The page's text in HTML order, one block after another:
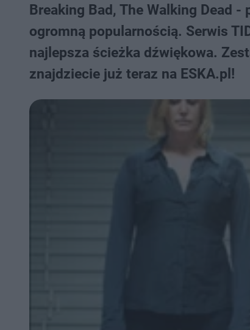
Breaking Bad, The Walking Dead
ogromną popularnością. Serwis
najlepsza ścieżka dźwiękowa.
znajdziecie już teraz na ESKA.pl!